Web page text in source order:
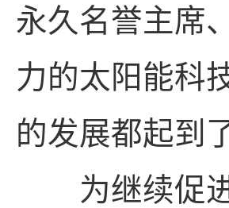
永久名誉主席
力的太阳能科
的发展都起
为继续促进